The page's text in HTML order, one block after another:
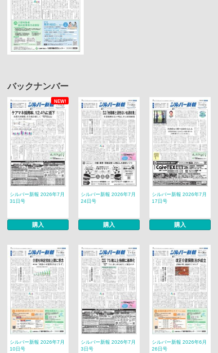
バックナンバー
NEW!
シルバー新報 2026年7月
31日号
購入
シルバー新報 2026年7月
24日号
購入
シルバー新報 2026年7月
17日号
購入
シルバー新報 2026年7月
10日号
シルバー新報 2026年7月
3日号
シルバー新報 2026年6月
26日号